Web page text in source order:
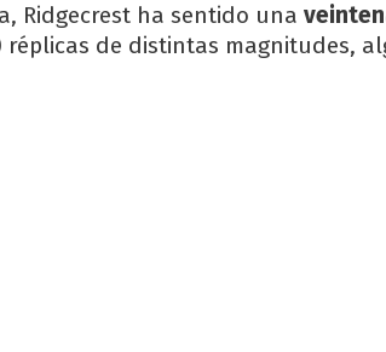
Ridgecrest ha sentido una
réplicas de distintas magnitudes,